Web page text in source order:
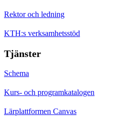
Rektor och ledning
KTH:s verksamhetsstöd
Tjänster
Schema
Kurs- och programkatalogen
Lärplattformen Canvas